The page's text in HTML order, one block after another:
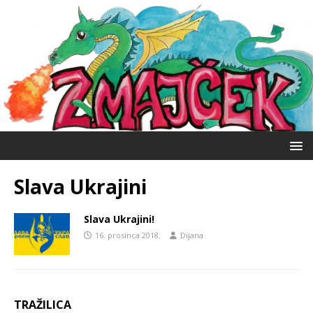
Slava Ukrajini
Slava Ukrajini!
16. prosinca 2018. Dijana
TRAŽILICA